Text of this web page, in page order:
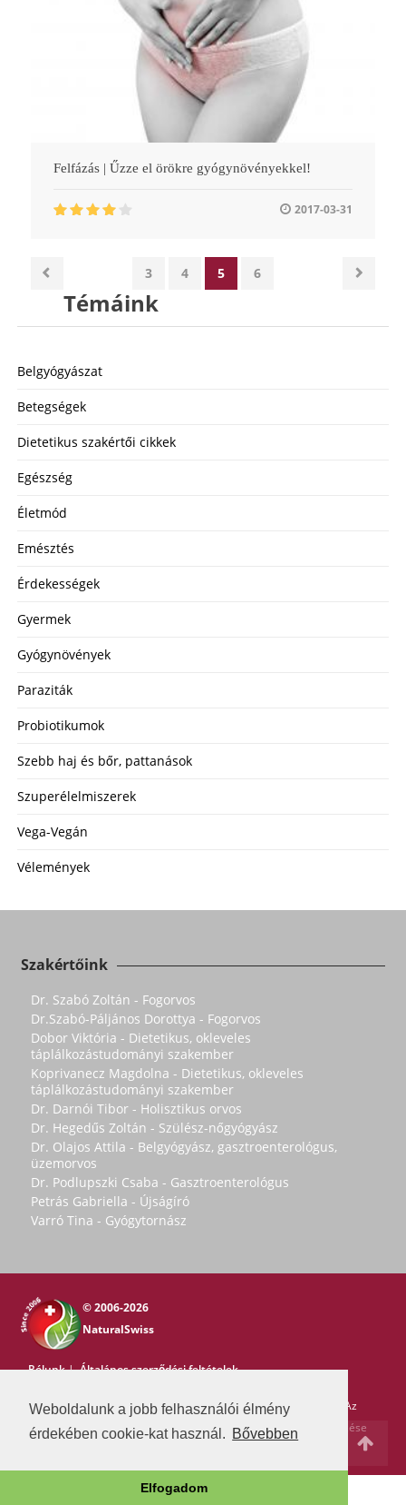
Weboldalunk a jobb felhasználói élmény
érdekében cookie-kat használ. Bővebben
Elfogadom
Felfázás | Űzze el örökre gyógynövényekkel!
2017-03-31
3 4 5 6
Témáink
Belgyógyászat
Betegségek
Dietetikus szakértői cikkek
Egészség
Életmód
Emésztés
Érdekességek
Gyermek
Gyógynövények
Paraziták
Probiotikumok
Szebb haj és bőr, pattanások
Szuperélelmiszerek
Vega-Vegán
Vélemények
Szakértőink
Dr. Szabó Zoltán - Fogorvos
Dr.Szabó-Páljános Dorottya - Fogorvos
Dobor Viktória - Dietetikus, okleveles
táplálkozástudományi szakember
Koprivanecz Magdolna - Dietetikus, okleveles
táplálkozástudományi szakember
Dr. Darnói Tibor - Holisztikus orvos
Dr. Hegedűs Zoltán - Szülész-nőgyógyász
Dr. Olajos Attila - Belgyógyász, gasztroenterológus,
üzemorvos
Dr. Podlupszki Csaba - Gasztroenterológus
Petrás Gabriella - Újságíró
Varró Tina - Gyógytornász
© 2006-2026
NaturalSwiss
Rólunk|Általános szerződési feltételek
Copyright © 2006-2026 NaturalSwissMinden jog fenntartva. Az
oldal tartalma nem másolható a Natural Swiss írásos beleegyezése